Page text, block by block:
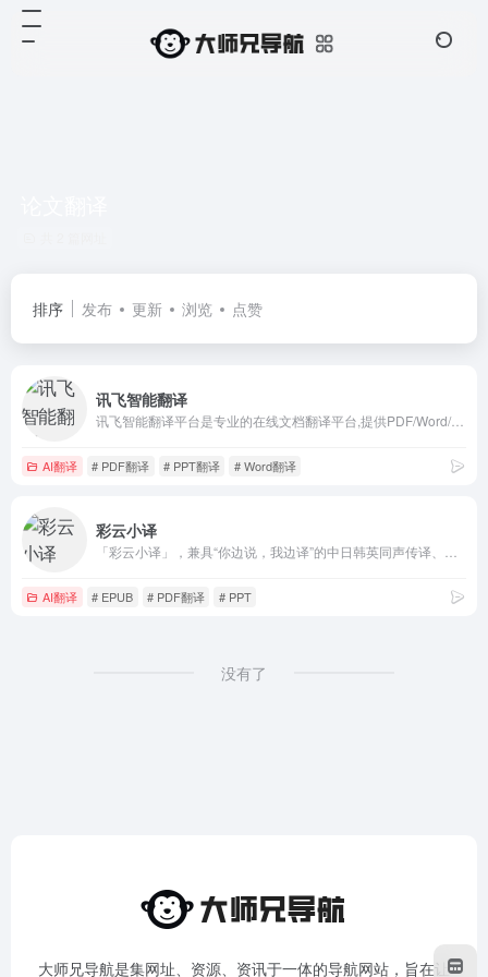
排序 发布 更新 浏览 点赞
讯飞智能翻译
讯飞智能翻译平台是专业的在线文档翻译平台,提供PDF/Word/Excel/PPT文件翻译、图片识别翻译、在线翻译等服务,支持22种文档格式以及60多种语种和中文互译,译文结果高度还原原文样式排版。涵盖期刊论文、法律、金融、计算机、能源、体育、医疗等多个领域翻译，翻译更精准。
AI翻译 # PDF翻译 # PPT翻译 # Word翻译
彩云小译
AI翻译 # EPUB # PDF翻译 # PPT
没有了
大师兄导航是集网址、资源、资讯于一体的导航网站，旨在让